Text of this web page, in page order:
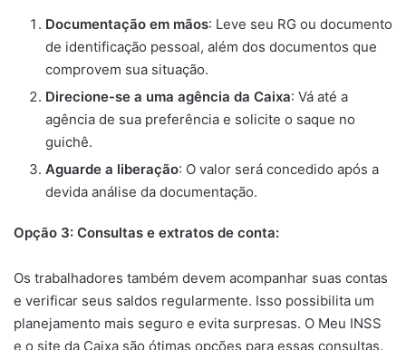
Documentação em mãos: Leve seu RG ou documento
de identificação pessoal, além dos documentos que
comprovem sua situação.
Direcione-se a uma agência da Caixa: Vá até a
agência de sua preferência e solicite o saque no
guichê.
Aguarde a liberação: O valor será concedido após a
devida análise da documentação.
Opção 3: Consultas e extratos de conta:
Os trabalhadores também devem acompanhar suas contas
e verificar seus saldos regularmente. Isso possibilita um
planejamento mais seguro e evita surpresas. O Meu INSS
e o site da Caixa são ótimas opções para essas consultas.